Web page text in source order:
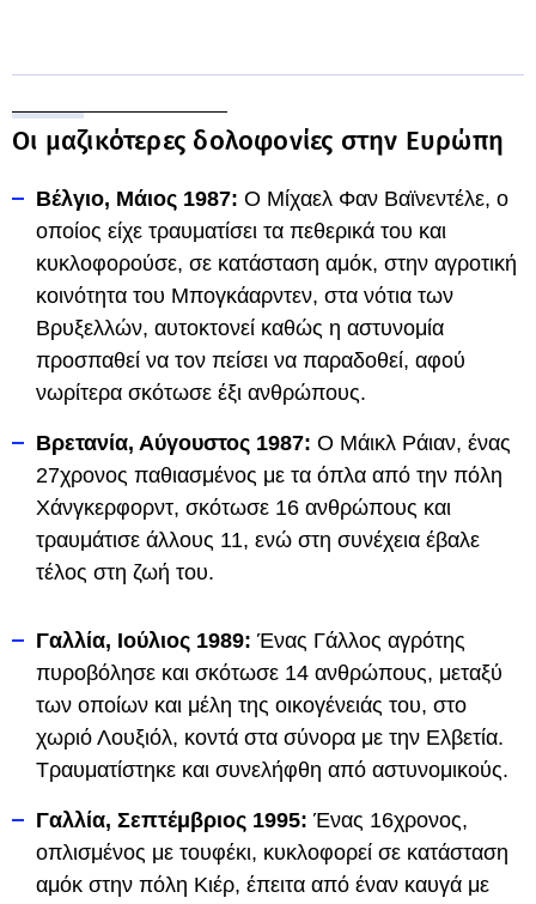
Οι μαζικότερες δολοφονίες στην Ευρώπη
Βέλγιο, Μάιος 1987: Ο Μίχαελ Φαν Βαϊνεντέλε, ο
οποίος είχε τραυματίσει τα πεθερικά του και
κυκλοφορούσε, σε κατάσταση αμόκ, στην αγροτική
κοινότητα του Μπογκάαρντεν, στα νότια των
Βρυξελλών, αυτοκτονεί καθώς η αστυνομία
προσπαθεί να τον πείσει να παραδοθεί, αφού
νωρίτερα σκότωσε έξι ανθρώπους.
Βρετανία, Αύγουστος 1987: Ο Μάικλ Ράιαν, ένας
27χρονος παθιασμένος με τα όπλα από την πόλη
Χάνγκερφορντ, σκότωσε 16 ανθρώπους και
τραυμάτισε άλλους 11, ενώ στη συνέχεια έβαλε
τέλος στη ζωή του.
Γαλλία, Ιούλιος 1989: Ένας Γάλλος αγρότης
πυροβόλησε και σκότωσε 14 ανθρώπους, μεταξύ
των οποίων και μέλη της οικογένειάς του, στο
χωριό Λουξιόλ, κοντά στα σύνορα με την Ελβετία.
Τραυματίστηκε και συνελήφθη από αστυνομικούς.
Γαλλία, Σεπτέμβριος 1995: Ένας 16χρονος,
οπλισμένος με τουφέκι, κυκλοφορεί σε κατάσταση
αμόκ στην πόλη Κιέρ, έπειτα από έναν καυγά με